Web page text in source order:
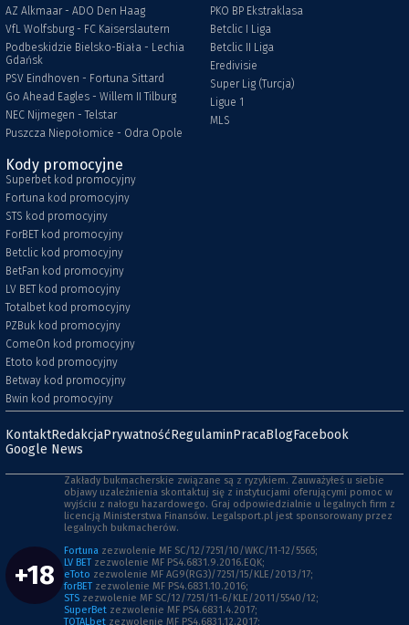
AZ Alkmaar - ADO Den Haag
VfL Wolfsburg - FC Kaiserslautern
Podbeskidzie Bielsko-Biała - Lechia
Gdańsk
PSV Eindhoven - Fortuna Sittard
Go Ahead Eagles - Willem II Tilburg
NEC Nijmegen - Telstar
Puszcza Niepołomice - Odra Opole
PKO BP Ekstraklasa
Betclic I Liga
Betclic II Liga
Eredivisie
Super Lig (Turcja)
Ligue 1
MLS
Kody promocyjne
Superbet kod promocyjny
Fortuna kod promocyjny
STS kod promocyjny
ForBET kod promocyjny
Betclic kod promocyjny
BetFan kod promocyjny
LV BET kod promocyjny
Totalbet kod promocyjny
PZBuk kod promocyjny
ComeOn kod promocyjny
Etoto kod promocyjny
Betway kod promocyjny
Bwin kod promocyjny
KontaktRedakcjaPrywatnośćRegulaminPracaBlogFacebook
Google News
+18
Zakłady bukmacherskie związane są z ryzykiem. Zauważyłeś u siebie
objawy uzależnienia skontaktuj się z instytucjami oferującymi pomoc w
wyjściu z nałogu hazardowego. Graj odpowiedzialnie u legalnych firm z
licencją Ministerstwa Finansów. Legalsport.pl jest sponsorowany przez
legalnych bukmacherów.
Fortuna zezwolenie MF SC/12/7251/10/WKC/11-12/5565;
LV BET zezwolenie MF PS4.6831.9.2016.EQK;
eToto zezwolenie MF AG9(RG3)/7251/15/KLE/2013/17;
forBET zezwolenie MF PS4.6831.10.2016;
STS zezwolenie MF SC/12/7251/11-6/KLE/2011/5540/12;
SuperBet zezwolenie MF PS4.6831.4.2017;
TOTALbet zezwolenie MF PS4.6831.12.2017;